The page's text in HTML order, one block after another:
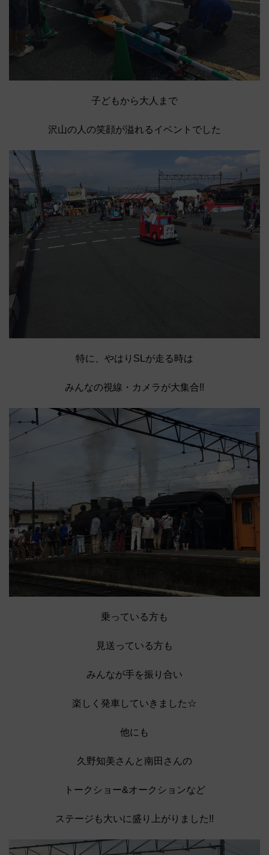
子どもから大人まで
沢山の人の笑顔が溢れるイベントでした
特に、やはりSLが走る時は
みんなの視線・カメラが大集合!!
乗っている方も
見送っている方も
みんなが手を振り合い
楽しく発車していきました☆
他にも
久野知美さんと南田さんの
トークショー&オークションなど
ステージも大いに盛り上がりました!!